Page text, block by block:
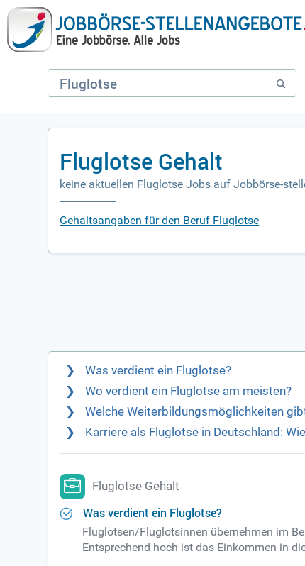
Fluglotse Gehalt
keine aktuellen Fluglotse Jobs auf Jobbörse-
Gehaltsangaben für den Beruf Fluglotse
Was verdient ein Fluglotse?
Wo verdient ein Fluglotse am meisten?
Welche Weiterbildungsmöglichkeiten
Karriere als Fluglotse in Deutschland:
Fluglotse Gehalt
Was verdient ein Fluglotse?
Fluglotsen/Fluglotsinnen übernehmen im
Entsprechend hoch ist das Einkommen in